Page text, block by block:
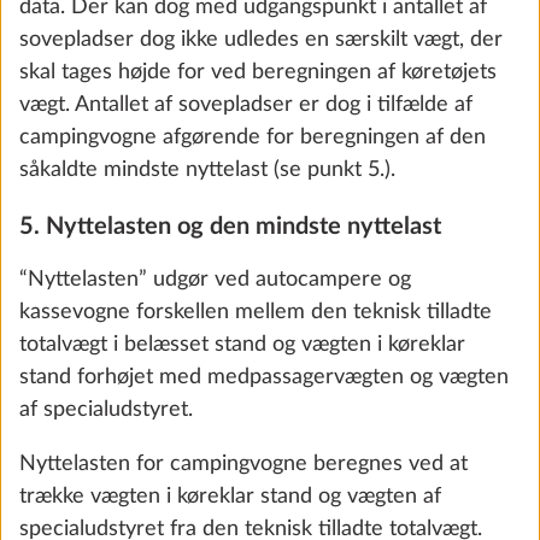
med booster, batteri (AGM, 95 Ah),
batterisensor og batterikasse
29,0 kg
7.647 kr.
Tilføj